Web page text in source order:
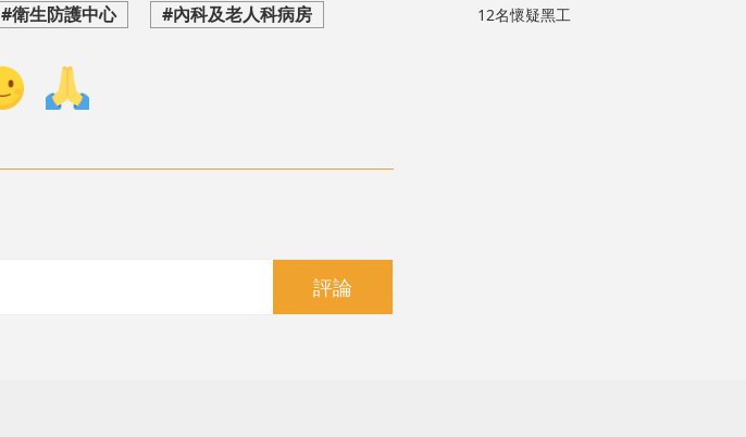
#衛生防護中心 #內科及老人科病房
評論
12名懷疑黑工